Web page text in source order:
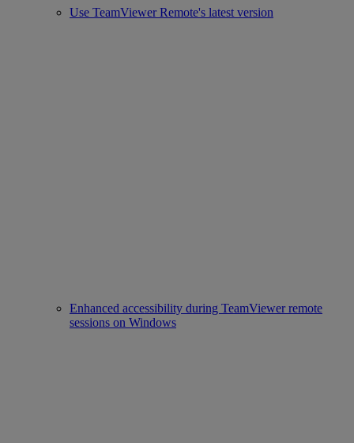
Use TeamViewer Remote's latest version
Enhanced accessibility during TeamViewer remote
sessions on Windows